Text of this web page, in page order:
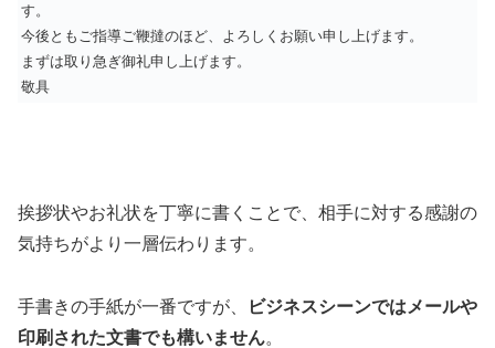
す。
今後ともご指導ご鞭撻のほど、よろしくお願い申し上げます。
まずは取り急ぎ御礼申し上げます。
敬具
挨拶状やお礼状を丁寧に書くことで、相手に対する感謝の
気持ちがより一層伝わります。
手書きの手紙が一番ですが、
ビジネスシーンではメールや
印刷された文書でも構いません。